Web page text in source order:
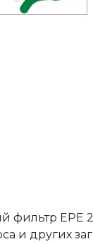
фильтр EPE
и других